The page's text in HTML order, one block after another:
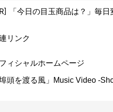
「今日の目玉商品は？」毎
リンク
ィシャルホームページ
埠頭を渡る風」Music Video -